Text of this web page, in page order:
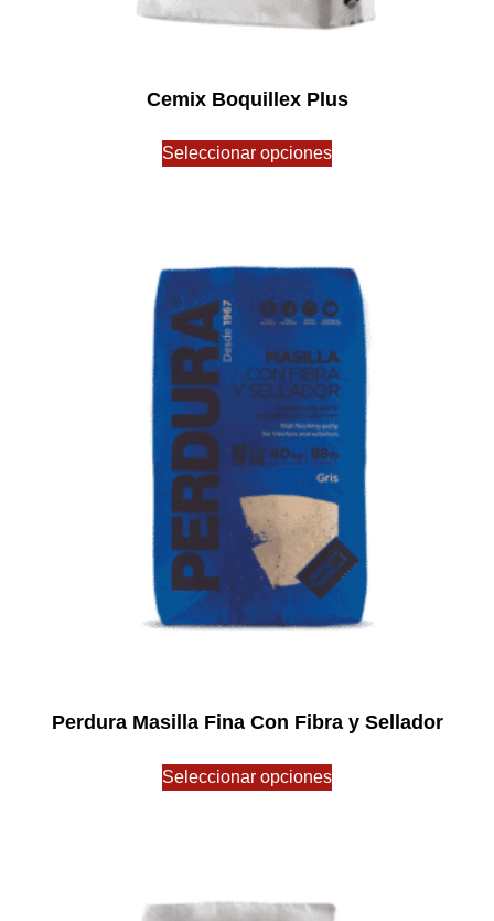
Cemix Boquillex Plus
Seleccionar opciones
Perdura Masilla Fina Con Fibra y Sellador
Seleccionar opciones